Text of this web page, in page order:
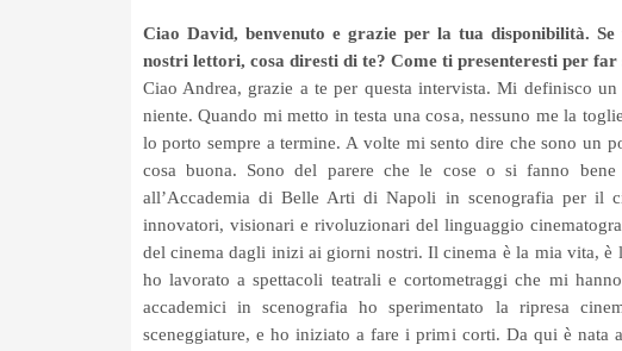
Ciao David, benvenuto e grazie per la tua disponibilità.
nostri lettori, cosa diresti di te? Come ti presenteresti per far
Ciao Andrea, grazie a te per questa intervista. Mi definisco
niente. Quando mi metto in testa una cosa, nessuno me la
lo porto sempre a termine. A volte mi sento dire che sono un
cosa buona. Sono del parere che le cose o si fanno
all’Accademia di Belle Arti di Napoli in scenografia per il
innovatori, visionari e rivoluzionari del linguaggio
del cinema dagli inizi ai giorni nostri. Il cinema è la mia vita, è
ho lavorato a spettacoli teatrali e cortometraggi che mi
accademici in scenografia ho sperimentato la ripresa
sceneggiature, e ho iniziato a fare i primi corti. Da qui è nata